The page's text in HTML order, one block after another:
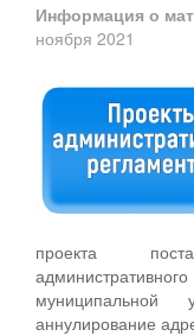
Информация о
ноября 2021
проекта
муниципальной
аннулирование